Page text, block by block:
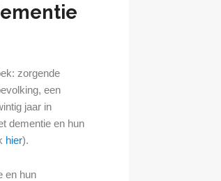
zorgende
een
jaar in
dementie en hun
hier).
en hun